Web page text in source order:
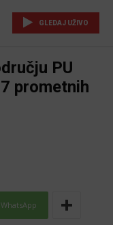
GLEDAJ UŽIVO
PU
prometnih
WhatsApp